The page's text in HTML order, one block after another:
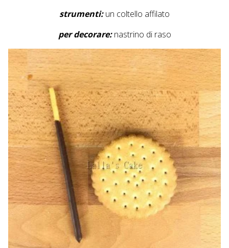
strumenti:un coltello affilato
per decorare:nastrino di raso